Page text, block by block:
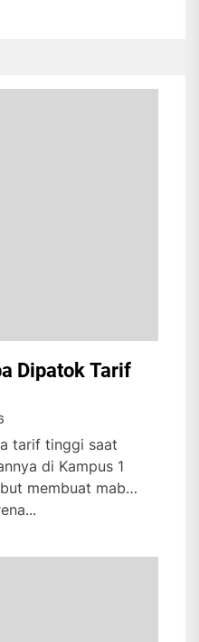
pekerjaan bagi
Dipatok Tarif
tarif tinggi saat
di Kampus 1
membuat maba